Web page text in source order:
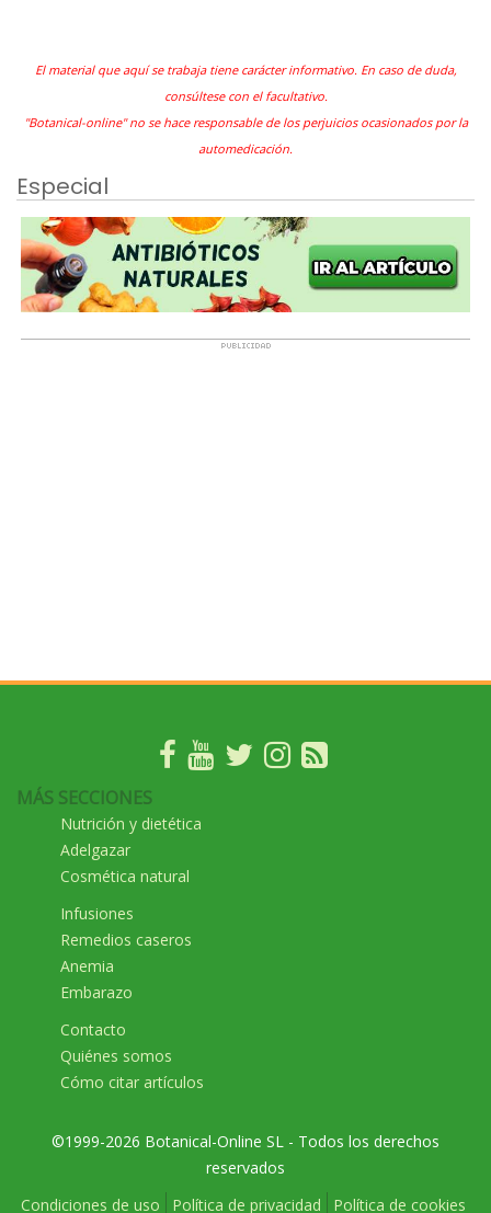
El material que aquí se trabaja tiene carácter informativo. En caso de duda,
consúltese con el facultativo.
"Botanical-online" no se hace responsable de los perjuicios ocasionados por la
automedicación.
Especial
MÁS SECCIONES
Nutrición y dietética
Adelgazar
Cosmética natural
Infusiones
Remedios caseros
Anemia
Embarazo
Contacto
Quiénes somos
Cómo citar artículos
©1999-2026 Botanical-Online SL - Todos los derechos
reservados
Condiciones de uso
Política de privacidad Política de cookies